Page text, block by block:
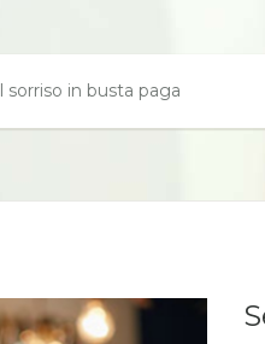
sorriso in busta paga